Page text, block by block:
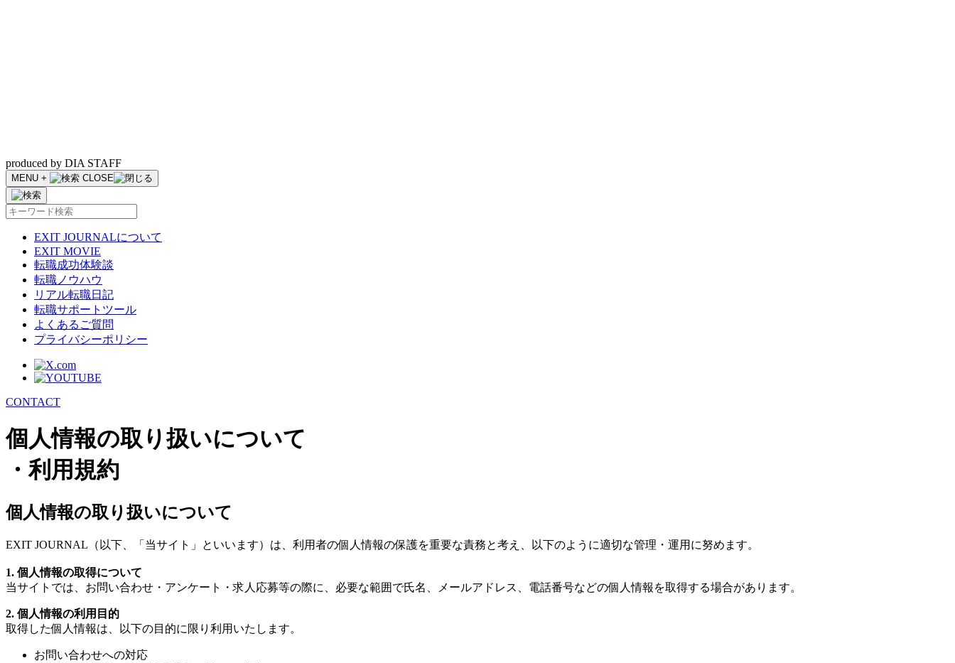
produced by DIA STAFF
MENU + CLOSE
EXIT JOURNALについて
EXIT MOVIE
転職成功体験談
転職ノウハウ
リアル転職日記
転職サポートツール
よくあるご質問
プライバシーポリシー
CONTACT
個人情報の取り扱いについて
・利用規約
個人情報の取り扱いについて
EXIT JOURNAL（以下、「当サイト」といいます）は、利用者の個人情報の保護を重要な責務と考え、以下のように適切な管理・運用に努めます。
1. 個人情報の取得について
当サイトでは、お問い合わせ・アンケート・求人応募等の際に、必要な範囲で氏名、メールアドレス、電話番号などの個人情報を取得する場合があります。
2. 個人情報の利用目的
取得した個人情報は、以下の目的に限り利用いたします。
お問い合わせへの対応